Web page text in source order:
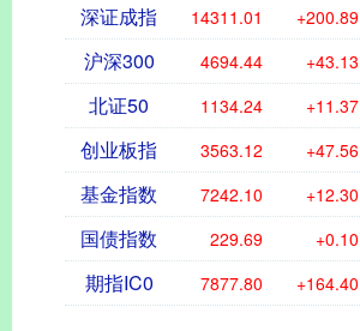
深证成指 14311.01 +200.89
沪深300 4694.44 +43.13
北证50 1134.24 +11.37
创业板指 3563.12 +47.56
基金指数 7242.10 +12.30
国债指数 229.69 +0.10
期指IC0 7877.80 +164.40